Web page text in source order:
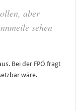
aber
sehen
Bei der FPÖ fragt
wäre.